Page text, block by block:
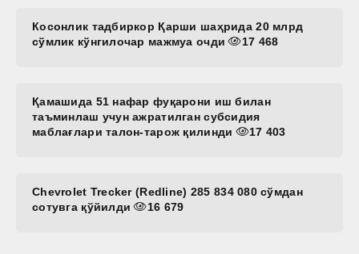
Косонлик тадбиркор Қарши шаҳрида 20 млрд
сўмлик кўнгилочар мажмуа очди
17 468
Қамашида 51 нафар фуқарони иш билан
таъминлаш учун ажратилган субсидия
маблағлари талон-тарож қилинди
17 403
Chevrolet Trecker (Redline) 285 834 080 сўмдан
сотувга қўйилди
16 679